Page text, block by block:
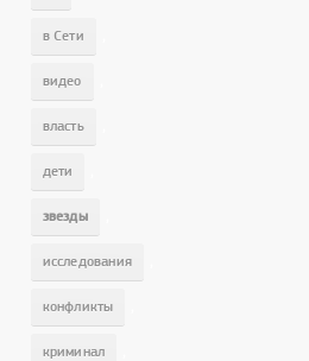
в Сети
видео
власть
дети
звезды
исследования
конфликты
криминал